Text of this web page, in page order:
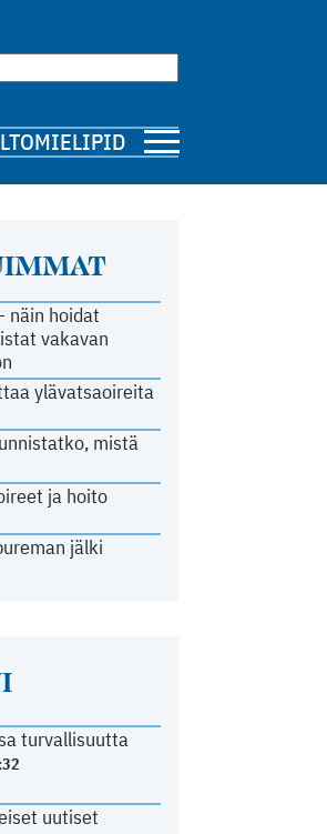
MIELIPIDE
näin hoidat
vakavan
ylävatsaoireita
mistä
ja hoito
jälki
turvallisuutta
uutiset